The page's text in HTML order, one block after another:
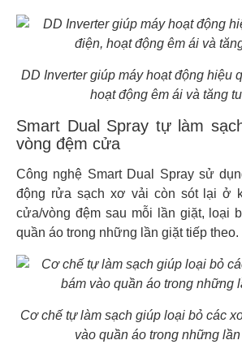
DD Inverter giúp máy hoạt động hiệu
hoạt động êm ái và tăng
Smart Dual Spray tự làm
vòng đệm cửa
Công nghệ Smart Dual Spray sử
động rửa sạch xơ vải còn sót lại ở
cửa/vòng đệm sau mỗi lần giặt, loại
quần áo trong những lần giặt tiếp theo.
Cơ chế tự làm sạch giúp loại bỏ các
vào quần áo trong những